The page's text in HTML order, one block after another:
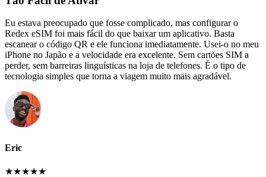
Eu estava preocupado que fosse complicado, mas configurar o
Redex eSIM foi mais fácil do que baixar um aplicativo. Basta
escanear o código QR e ele funciona imediatamente. Usei-o no meu
iPhone no Japão e a velocidade era excelente. Sem cartões SIM a
perder, sem barreiras linguísticas na loja de telefones. É o tipo de
tecnologia simples que torna a viagem muito mais agradável.
Eric
★★★★★